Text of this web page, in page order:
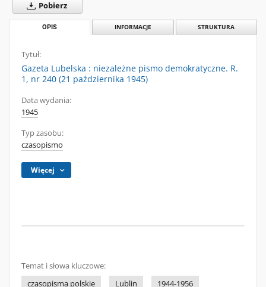
Pobierz
OPIS INFORMACJE STRUKTURA
Tytuł:
Gazeta Lubelska : niezależne pismo demokratyczne. R.
1, nr 240 (21 października 1945)
Data wydania:
1945
Typ zasobu:
czasopismo
Więcej
Temat i słowa kluczowe:
czasopisma polskie
Lublin
1944-1956